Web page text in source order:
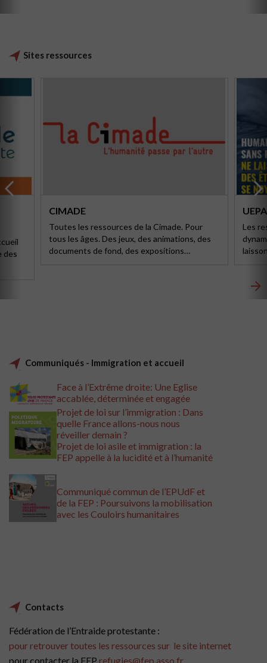
Sites ressources
des
CIMADE
Toutes les ressources de la Cimade. Pour
tous les âges. Des jeux, des animations, des
documents de fond, des expositions…
Les
Communiqués - Immigration et accueil
Face à l’Extrême droite: Une Eglise
accablée, déterminée et engagée
Projet de loi sur l’immigration : Dans
quelle France allons-nous nous
réveiller demain ?
Projet de loi asile et immigration : la
FEP appelle à la lucidité et à l’humanité
Communiqué commun de l’EPUdF et
de la FEP : Poursuivons la mobilisation
avec les Couloirs humanitaires
Contacts
Fédération de l’Entraide protestante :
pour retrouver toutes les ressources sur le site internet
pour contacter la FEP refugies@fep.asso.fr